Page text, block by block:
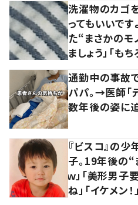
洗濯物のカゴ
ってもいいで
た“まさかのモ
ましょう」「もち
通勤中の事故
パパ。→医師「
数年後の姿に
『ビスコ』の
子。19年後の
ｗ」「美形男子
ね」「イケメン！」